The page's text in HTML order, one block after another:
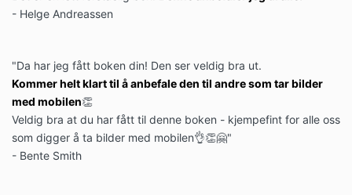
- Helge Andreassen
"Da har jeg fått boken din! Den ser veldig bra ut.
Kommer helt klart til å anbefale den til andre som tar bilder
med mobilen👏
Veldig bra at du har fått til denne boken - kjempefint for alle oss
som digger å ta bilder med mobilen👌👏🤗"
- Bente Smith